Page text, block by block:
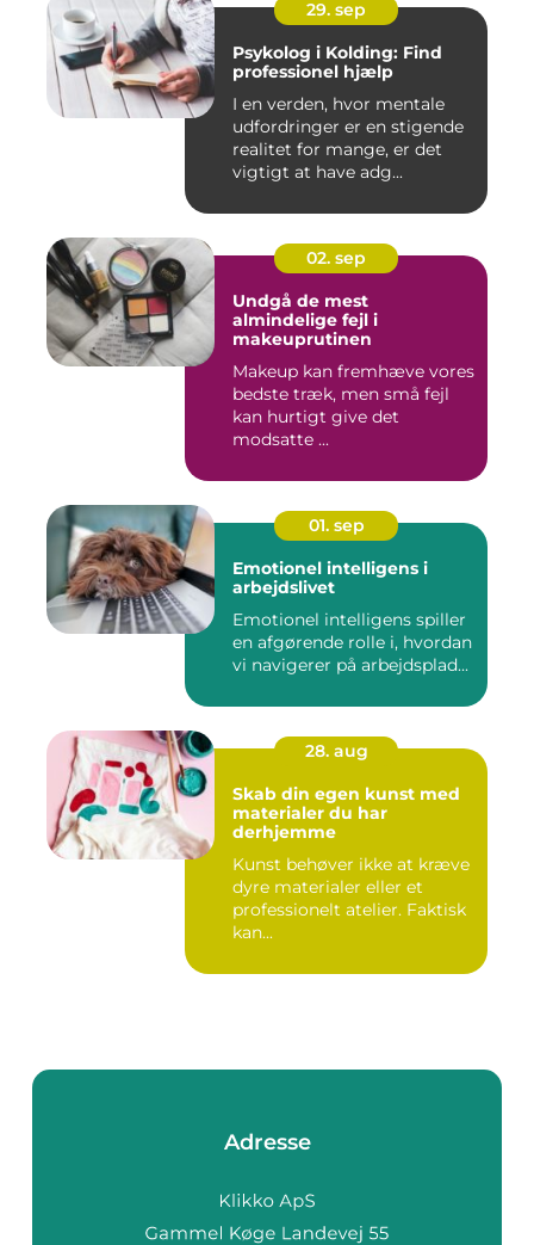
29. sep
Psykolog i Kolding: Find
professionel hjælp
I en verden, hvor mentale
udfordringer er en stigende
realitet for mange, er det
vigtigt at have adg...
02. sep
Undgå de mest
almindelige fejl i
makeuprutinen
Makeup kan fremhæve vores
bedste træk, men små fejl
kan hurtigt give det
modsatte ...
01. sep
Emotionel intelligens i
arbejdslivet
Emotionel intelligens spiller
en afgørende rolle i, hvordan
vi navigerer på arbejdsplad...
28. aug
Skab din egen kunst med
materialer du har
derhjemme
Kunst behøver ikke at kræve
dyre materialer eller et
professionelt atelier. Faktisk
kan...
Adresse